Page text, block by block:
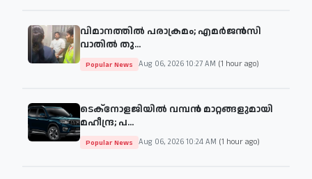
വിമാനത്തില്‍ പരാക്രമം; എമര്‍ജന്‍സി
വാതില്‍ തു...
Popular News Aug 06, 2026 10:27 AM (1 hour ago)
ടെക്നോളജിയിൽ വമ്പൻ മാറ്റങ്ങളുമായി
മഹീന്ദ്ര; പ...
Popular News Aug 06, 2026 10:24 AM (1 hour ago)